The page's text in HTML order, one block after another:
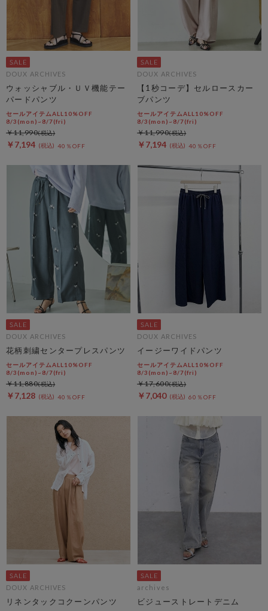
DOUX ARCHIVES
ウォッシャブル・ＵＶ機能テー
パードパンツ
セールアイテムALL10%OFF
8/3(mon)~8/7(fri)
￥7,194 40％OFF
￥11,990
DOUX ARCHIVES
【1秒コーデ】セルロースカー
ブパンツ
セールアイテムALL10%OFF
8/3(mon)~8/7(fri)
￥7,194 40％OFF
￥11,990
DOUX ARCHIVES
花柄刺繍センタープレスパンツ
セールアイテムALL10%OFF
8/3(mon)~8/7(fri)
￥7,128 40％OFF
￥11,880
DOUX ARCHIVES
イージーワイドパンツ
セールアイテムALL10%OFF
8/3(mon)~8/7(fri)
￥7,040 60％OFF
￥17,600
DOUX ARCHIVES
リネンタックコクーンパンツ
archives
ビジューストレートデニム